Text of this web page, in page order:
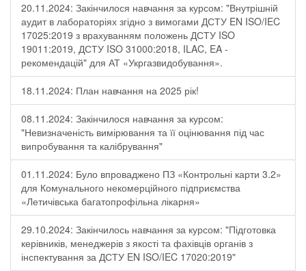
20.11.2024: Закінчилося навчання за курсом: "Внутрішній
аудит в лабораторіях згідно з вимогами ДСТУ EN ISO/IEC
17025:2019 з врахуванням положень ДСТУ ISO
19011:2019, ДСТУ ISO 31000:2018, ILAC, EA -
рекомендацій" для АТ «Укргазвидобування».
18.11.2024: План навчання на 2025 рік!
08.11.2024: Закінчилося навчання за курсом:
"Невизначеність вимірювання та її оцінювання під час
випробування та калібрування"
01.11.2024: Було впроваджено ПЗ «Контрольні карти 3.2»
для Комунального некомерційного підприємства
«Летичівська багатопрофільна лікарня»
29.10.2024: Закінчилось навчання за курсом: "Підготовка
керівників, менеджерів з якості та фахівців органів з
інспектування за ДСТУ EN ISO/IEC 17020:2019"